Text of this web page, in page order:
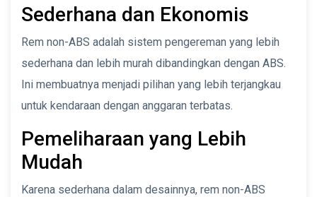
Sederhana dan Ekonomis
Rem non-ABS adalah sistem pengereman yang lebih
sederhana dan lebih murah dibandingkan dengan ABS.
Ini membuatnya menjadi pilihan yang lebih terjangkau
untuk kendaraan dengan anggaran terbatas.
Pemeliharaan yang Lebih
Mudah
Karena sederhana dalam desainnya, rem non-ABS